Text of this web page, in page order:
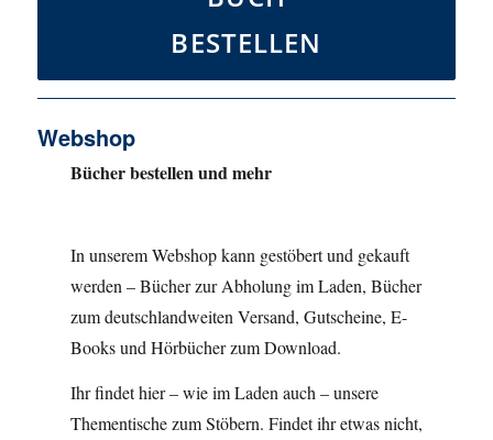
BESTELLEN
Webshop
Bücher bestellen und mehr
In unserem Webshop kann gestöbert und gekauft
werden – Bücher zur Abholung im Laden, Bücher
zum deutschlandweiten Versand, Gutscheine, E-
Books und Hörbücher zum Download.
Ihr findet hier – wie im Laden auch – unsere
Thementische zum Stöbern. Findet ihr etwas nicht,